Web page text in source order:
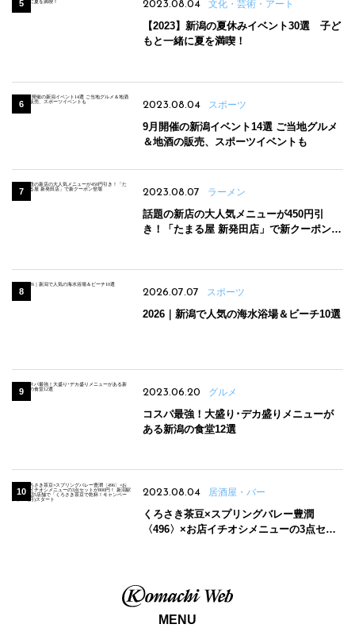
2023.08.04 文化・芸術・アート
【2023】新潟の夏休みイベント30選 子ど
もと一緒に夏を満喫！
2023.08.04 スポーツ
9月開催の新潟イベント14選 ご当地グルメ
＆地酒の販売、スポーツイベントも
2023.08.07 ラーメン
話題の新店の大人気メニューが450円引
き！「たまる屋 新発田店」で新クーポン登
2026.07.07 スポーツ
2026｜新潟で人気の海水浴場＆ビーチ10選
2023.06.20 グルメ
コスパ最強！大盛り･デカ盛りメニューが
ある新潟の食堂12選
2023.08.04 居酒屋・バー
くろさき茶豆×スプリングバレー豊潤
〈496〉×お店イチオシメニューの3点セッ
MENU